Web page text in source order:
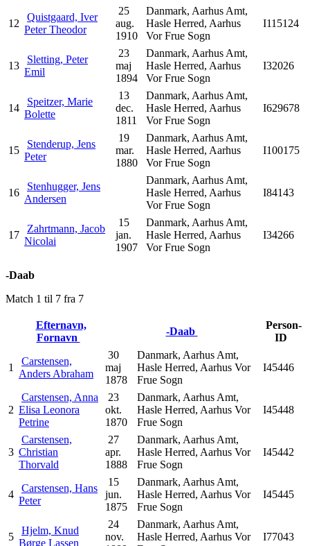
12
Quistgaard, Iver
Peter Theodor
25
aug.
1910
Danmark, Aarhus Amt,
Hasle Herred, Aarhus
Vor Frue Sogn
I115124
13
Sletting, Peter
Emil
23
maj
1894
Danmark, Aarhus Amt,
Hasle Herred, Aarhus
Vor Frue Sogn
I32026
14
Speitzer, Marie
Bolette
13
dec.
1811
Danmark, Aarhus Amt,
Hasle Herred, Aarhus
Vor Frue Sogn
I629678
15
Stenderup, Jens
Peter
19
mar.
1880
Danmark, Aarhus Amt,
Hasle Herred, Aarhus
Vor Frue Sogn
I100175
16
Stenhugger, Jens
Andersen
Danmark, Aarhus Amt,
Hasle Herred, Aarhus
Vor Frue Sogn
I84143
17
Zahrtmann, Jacob
Nicolai
15
jan.
1907
Danmark, Aarhus Amt,
Hasle Herred, Aarhus
Vor Frue Sogn
I34266
-Daab
Match 1 til 7 fra 7
Efternavn,
Fornavn
-Daab
Person-
ID
1
Carstensen,
Anders Abraham
30
maj
1878
Danmark, Aarhus Amt,
Hasle Herred, Aarhus Vor
Frue Sogn
I45446
2
Carstensen, Anna
Elisa Leonora
Petrine
23
okt.
1870
Danmark, Aarhus Amt,
Hasle Herred, Aarhus Vor
Frue Sogn
I45448
3
Carstensen,
Christian
Thorvald
27
apr.
1888
Danmark, Aarhus Amt,
Hasle Herred, Aarhus Vor
Frue Sogn
I45442
4
Carstensen, Hans
Peter
15
jun.
1875
Danmark, Aarhus Amt,
Hasle Herred, Aarhus Vor
Frue Sogn
I45445
5
Hjelm, Knud
Børge Lassen
24
nov.
Danmark, Aarhus Amt,
Hasle Herred, Aarhus Vor
I77043